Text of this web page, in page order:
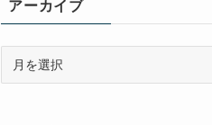
アーカイブ